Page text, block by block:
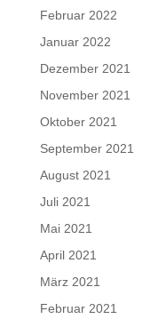
Februar 2022
Januar 2022
Dezember 2021
November 2021
Oktober 2021
September 2021
August 2021
Juli 2021
Mai 2021
April 2021
März 2021
Februar 2021